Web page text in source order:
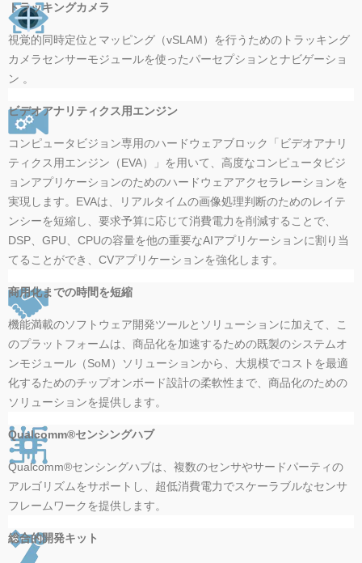
トラッキングカメラ
視覚的同時定位とマッピング（vSLAM）を行うためのトラッキング
カメラセンサーモジュールを使ったパーセプションとナビゲーショ
ン 。
ビデオアナリティクス用エンジン
コンピュータビジョン専用のハードウェアブロック「ビデオアナリ
ティクス用エンジン（EVA）」を用いて、高度なコンピュータビジ
ョンアプリケーションのためのハードウェアアクセラレーションを
実現します。EVAは、リアルタイムの画像処理判断のためのレイテ
ンシーを短縮し、要求予算に応じて消費電力を削減することで、
DSP、GPU、CPUの容量を他の重要なAIアプリケーションに割り当
てることができ、CVアプリケーションを強化します。
商用化までの時間を短縮
機能満載のソフトウェア開発ツールとソリューションに加えて、こ
のプラットフォームは、商品化を加速するための既製のシステムオ
ンモジュール（SoM）ソリューションから、大規模でコストを最適
化するためのチップオンボード設計の柔軟性まで、商品化のための
ソリューションを提供します。
Qualcomm®センシングハブ
Qualcomm®センシングハブは、複数のセンサやサードパーティの
アルゴリズムをサポートし、超低消費電力でスケーラブルなセンサ
フレームワークを提供します。
総合的開発キット